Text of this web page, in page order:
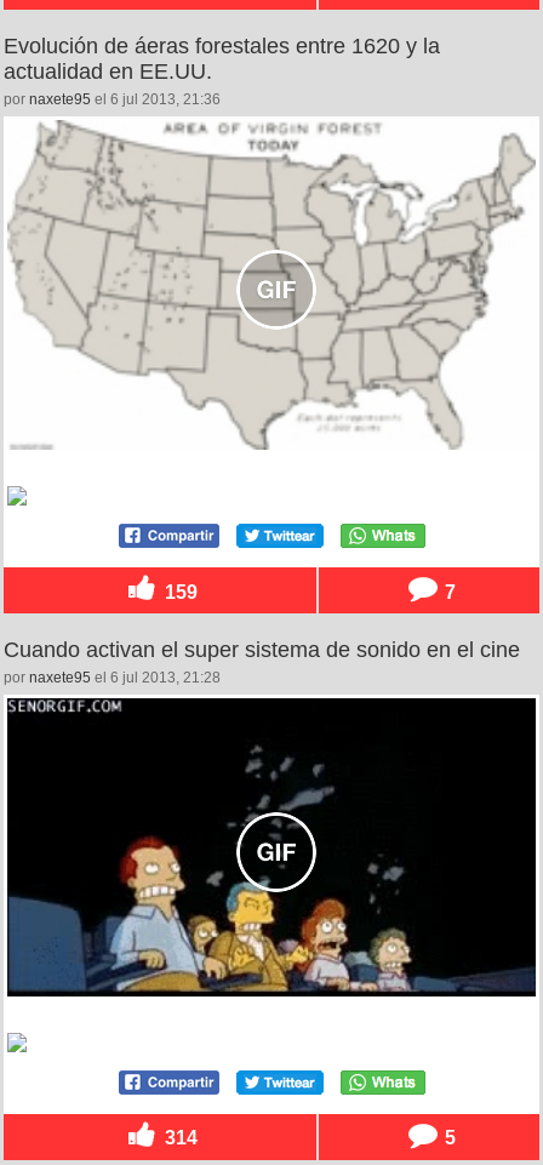
Evolución de áeras forestales entre 1620 y la
actualidad en EE.UU.
por naxete95 el 6 jul 2013, 21:36
159 7
Cuando activan el super sistema de sonido en el cine
por naxete95 el 6 jul 2013, 21:28
314 5